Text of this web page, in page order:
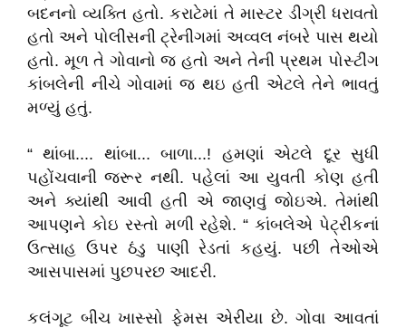
બદનનો વ્યક્તિ હતો. કરાટેમાં તે માસ્ટર ડીગ્રી ધરાવતો
હતો અને પોલીસની ટ્રેનીગમાં અવ્વલ નંબરે પાસ થયો
હતો. મૂળ તે ગોવાનો જ હતો અને તેની પ્રથમ પોસ્ટીંગ
કાંબલેની નીચે ગોવામાં જ થઇ હતી એટલે તેને ભાવતું
મળ્યું હતું.
“ થાંબા.... થાંબા... બાળા...! હમણાં એટલે દૂર સુધી
પહોંચવાની જરૂર નથી. પહેલાં આ યુવતી કોણ હતી
અને ક્યાંથી આવી હતી એ જાણવું જોઇએ. તેમાંથી
આપણને કોઇ રસ્તો મળી રહેશે. “ કાંબલેએ પેટ્રીકનાં
ઉત્સાહ ઉપર ઠંડુ પાણી રેડતાં કહયું. પછી તેઓએ
આસપાસમાં પુછપરછ આદરી.
કલંગૂટ બીચ ખાસ્સો ફેમસ એરીયા છે. ગોવા આવતાં